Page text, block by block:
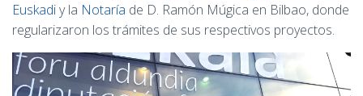
Euskadiy la Notaría de D. Ramón Múgica en Bilbao, donde
regularizaron los trámites de sus respectivos proyectos.